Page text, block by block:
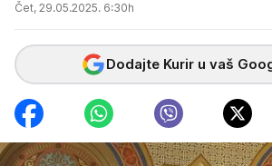
Čet, 29.05.2025. 6:30h
Dodajte Kurir u vaš